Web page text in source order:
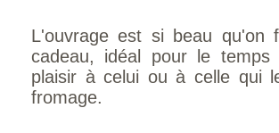
L'ouvrage est si beau qu'on
cadeau, idéal pour le
plaisir à celui ou à celle qui
fromage.